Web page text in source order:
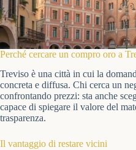
Perché cercare un compro oro a
Treviso è una città in cui la
concreta e diffusa. Chi cerca un
confrontando prezzi: sta anche
capace di spiegare il valore del
trasparenza.
Il vantaggio di restare vicini